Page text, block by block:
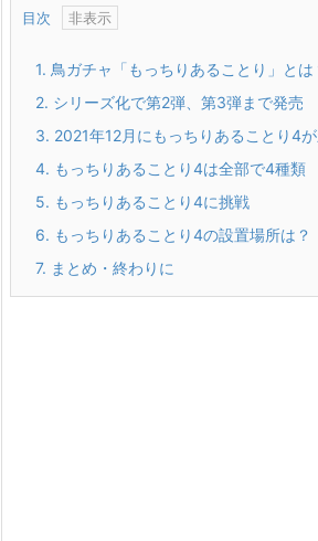
目次
1. 鳥ガチャ「もっちりあることり」とは
2. シリーズ化で第2弾、第3弾まで発売
3. 2021年12月にもっちりあることり4
4. もっちりあることり4は全部で4種類
5. もっちりあることり4に挑戦
6. もっちりあることり4の設置場所は？
7. まとめ・終わりに